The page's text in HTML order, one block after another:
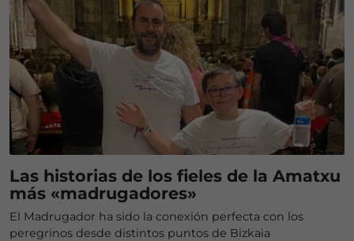
Las historias de los fieles de la Amatxu
más «madrugadores»
El Madrugador ha sido la conexión perfecta con los
peregrinos desde distintos puntos de Bizkaia